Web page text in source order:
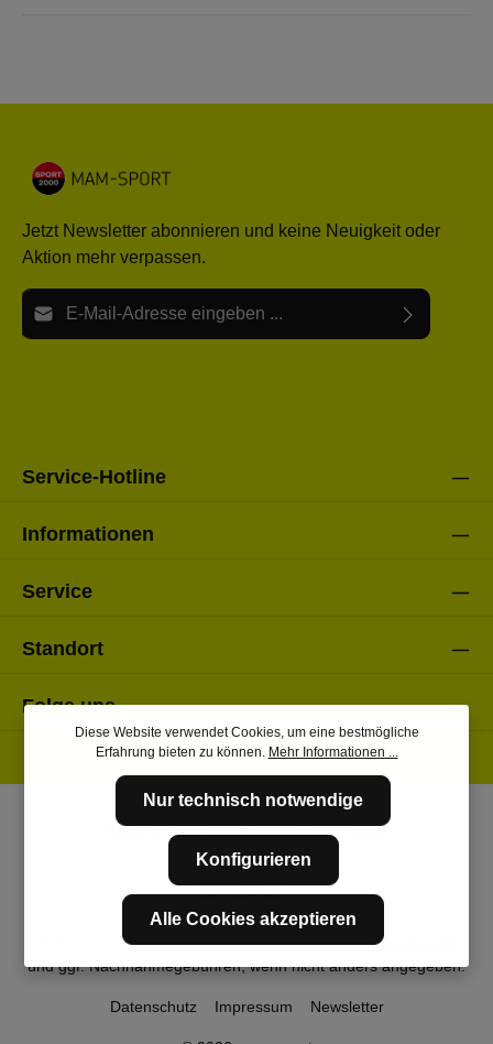
Jetzt Newsletter abonnieren und keine Neuigkeit oder
Aktion mehr verpassen.
E-Mail-Adresse*
Service-Hotline
Informationen
Service
Standort
Folge uns
* Alle Preise inkl. gesetzl. Mehrwertsteuer zzgl.Versandkosten
und ggf. Nachnahmegebühren, wenn nicht anders angegeben.
Datenschutz Impressum Newsletter
Diese Website verwendet Cookies, um eine bestmögliche
Erfahrung bieten zu können. Mehr Informationen ...
Nur technisch notwendige
Konfigurieren
Alle Cookies akzeptieren